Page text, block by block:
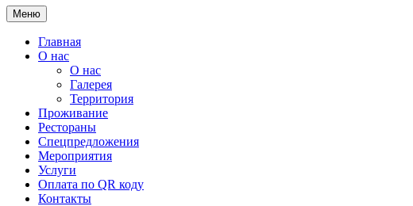
Меню
Главная
О нас
О нас
Галерея
Территория
Проживание
Рестораны
Спецпредложения
Мероприятия
Услуги
Оплата по QR коду
Контакты